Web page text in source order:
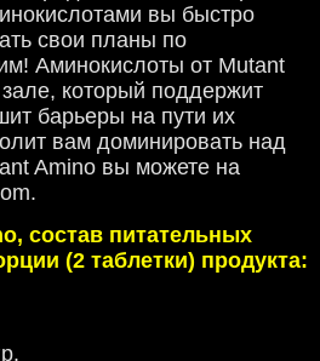
вы быстро
свои планы по
Аминокислоты от Mutant
который поддержит
барьеры на пути их
вам доминировать над
Amino вы можете на
состав питательных
(2 таблетки) продукта: